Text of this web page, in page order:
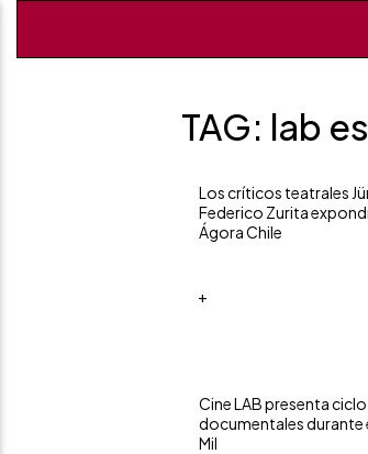
TAG: lab
Los críticos teatrales
Federico Zurita
Ágora Chile
+
Cine LAB presenta
documentales durante
Mil